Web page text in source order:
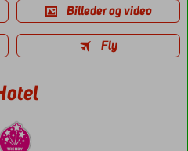
Billeder og video
Fly